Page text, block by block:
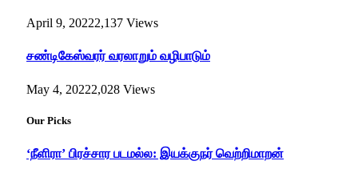
April 9, 20222,137 Views
சண்டிகேஸ்வரர் வரலாறும் வழிபாடும்
May 4, 20222,028 Views
Our Picks
‘நீளிரா’ பிரச்சார படமல்ல: இயக்குநர் வெற்றிமாறன்